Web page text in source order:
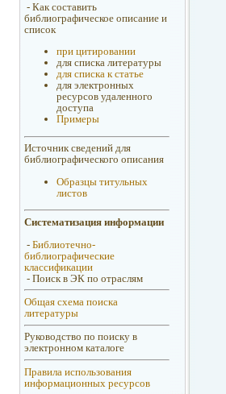
- Как составить
библиографическое описание и
список
при цитировании
для списка литературы
для списка к статье
для электронных
ресурсов удаленного
доступа
Примеры
Источник сведений для
библиографического описания
Образцы титульных
листов
Систематизация информации
- Библиотечно-
библиографические
классификации
- Поиск в ЭК по отраслям
Общая схема поиска
литературы
Руководство по поиску в
электронном каталоге
Правила использования
информационных ресурсов